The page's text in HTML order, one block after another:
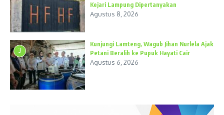
Kejari Lampung Dipertanyakan
Agustus 8, 2026
3
Kunjungi Lamteng, Wagub Jihan Nurlela Ajak
Petani Beralih ke Pupuk Hayati Cair
Agustus 6, 2026